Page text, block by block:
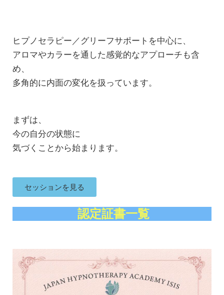
ヒプノセラピー／グリーフサポートを中心に、
アロマやカラーを通した感覚的なアプローチも含
め、
多角的に内面の変化を扱っています。
まずは、
今の自分の状態に
気づくことから始まります。
セッションを見る
認定証書一覧